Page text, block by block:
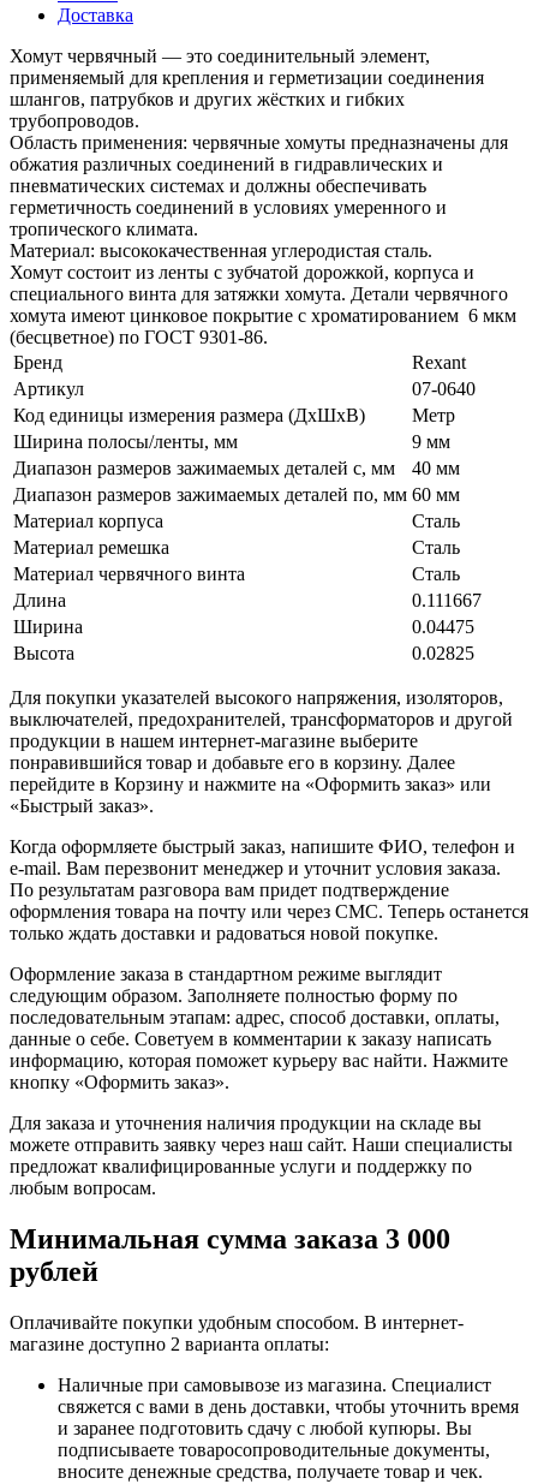
Доставка
Хомут червячный — это соединительный элемент,
применяемый для крепления и герметизации соединения
шлангов, патрубков и других жёстких и гибких
трубопроводов.
Область применения: червячные хомуты предназначены для
обжатия различных соединений в гидравлических и
пневматических системах и должны обеспечивать
герметичность соединений в условиях умеренного и
тропического климата.
Материал: высококачественная углеродистая сталь.
Хомут состоит из ленты с зубчатой дорожкой, корпуса и
специального винта для затяжки хомута. Детали червячного
хомута имеют цинковое покрытие с хроматированием 6 мкм
(бесцветное) по ГОСТ 9301-86.
Бренд
Rexant
Артикул
07-0640
Код единицы измерения размера (ДхШхВ)
Метр
Ширина полосы/ленты, мм
9 мм
Диапазон размеров зажимаемых деталей с, мм
40 мм
Диапазон размеров зажимаемых деталей по, мм 60 мм
Материал корпуса
Сталь
Материал ремешка
Сталь
Материал червячного винта
Сталь
Длина
0.111667
Ширина
0.04475
Высота
0.02825
Для покупки указателей высокого напряжения, изоляторов,
выключателей, предохранителей, трансформаторов и другой
продукции в нашем интернет-магазине выберите
понравившийся товар и добавьте его в корзину. Далее
перейдите в Корзину и нажмите на «Оформить заказ» или
«Быстрый заказ».
Когда оформляете быстрый заказ, напишите ФИО, телефон и
e-mail. Вам перезвонит менеджер и уточнит условия заказа.
По результатам разговора вам придет подтверждение
оформления товара на почту или через СМС. Теперь останется
только ждать доставки и радоваться новой покупке.
Оформление заказа в стандартном режиме выглядит
следующим образом. Заполняете полностью форму по
последовательным этапам: адрес, способ доставки, оплаты,
данные о себе. Советуем в комментарии к заказу написать
информацию, которая поможет курьеру вас найти. Нажмите
кнопку «Оформить заказ».
Для заказа и уточнения наличия продукции на складе вы
можете отправить заявку через наш сайт. Наши специалисты
предложат квалифицированные услуги и поддержку по
любым вопросам.
Минимальная сумма заказа 3 000
рублей
Оплачивайте покупки удобным способом. В интернет-
магазине доступно 2 варианта оплаты:
Наличные при самовывозе из магазина. Специалист
свяжется с вами в день доставки, чтобы уточнить время
и заранее подготовить сдачу с любой купюры. Вы
подписываете товаросопроводительные документы,
вносите денежные средства, получаете товар и чек.